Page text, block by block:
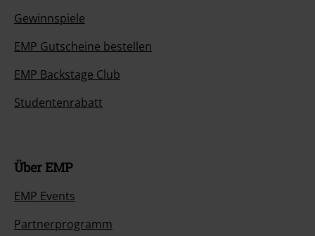
Gewinnspiele
EMP Gutscheine bestellen
EMP Backstage Club
Studentenrabatt
Über EMP
EMP Events
Partnerprogramm